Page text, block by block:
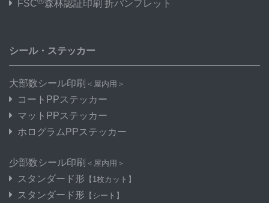
FSC
森林認証印刷 折パンフレット
シール・ステッカー
大部数シール印刷 ＜屋内用＞
コートPPステッカー
マットPPステッカー
ホログラムPPステッカー
少部数シール印刷 ＜屋内用＞
スタンダード形 【1枚カット】
スタンダード形 【シート】